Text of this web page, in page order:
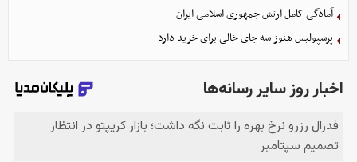
آمادگی کامل ارتش جمهوری اسلامی ایران
پرسپولیس هنوز سه جای خالی برای خرید دارد